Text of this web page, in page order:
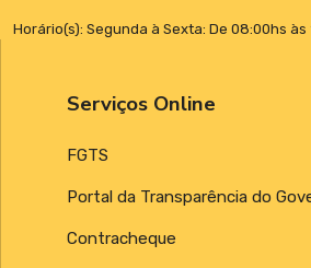
Horário(s): Segunda à Sexta: De 08:00hs às
Serviços Online
FGTS
Portal da Transparência do
Contracheque